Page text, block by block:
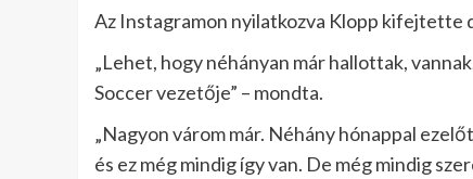
Az Instagramon nyilatkozva Klopp kifejtette
„Lehet, hogy néhányan már hallottak,
Soccer vezetője” – mondta.
„Nagyon várom már. Néhány hónappal
és ez még mindig így van. De még mindig